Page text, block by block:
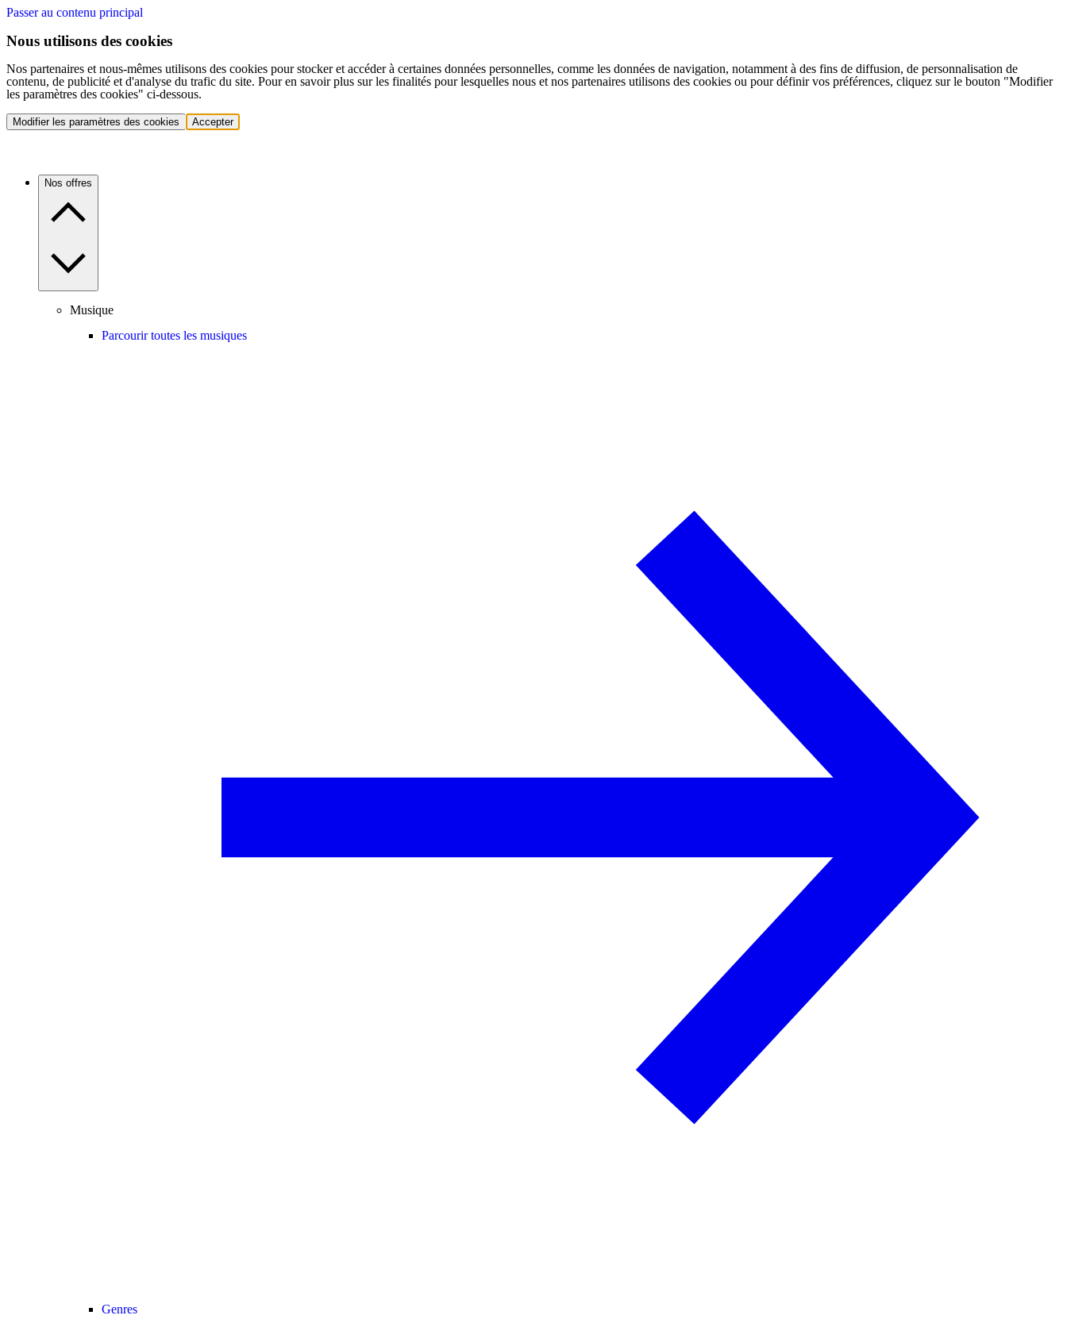
Passer au contenu principal
Nous utilisons des cookies
Nos partenaires et nous-mêmes utilisons des cookies pour stocker et accéder à certaines données personnelles, comme les données de navigation, notamment à des fins de diffusion, de personnalisation de
contenu, de publicité et d'analyse du trafic du site. Pour en savoir plus sur les finalités pour lesquelles nous et nos partenaires utilisons des cookies ou pour définir vos préférences, cliquez sur le bouton "Modifier
les paramètres des cookies" ci-dessous.
Modifier les paramètres des cookies Accepter
Nos offres
Musique
Parcourir toutes les musiques
Genres